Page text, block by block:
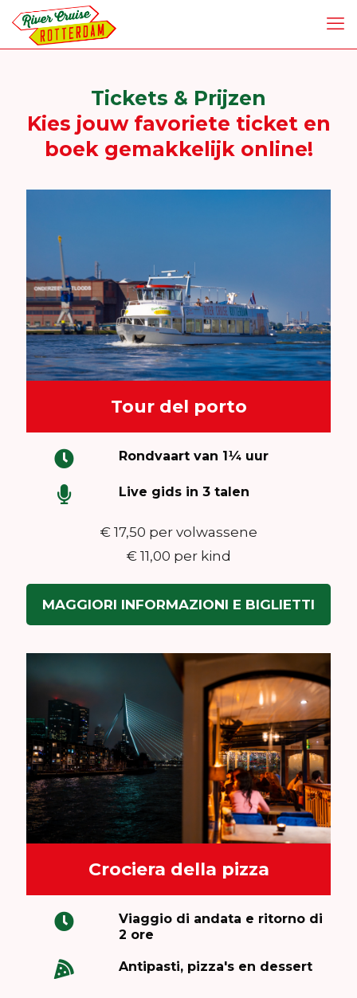
Tickets & Prijzen
Kies jouw favoriete ticket en
boek gemakkelijk online!
Tour del porto
Rondvaart van 1¼ uur
Live gids in 3 talen
€ 17,50 per volwassene
€ 11,00 per kind
MAGGIORI INFORMAZIONI E BIGLIETTI
Crociera della pizza
Viaggio di andata e ritorno di
2 ore
Antipasti, pizza's en dessert